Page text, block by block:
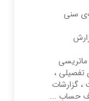
سنی
تفصیلی ،
، گزارشات
حساب ...